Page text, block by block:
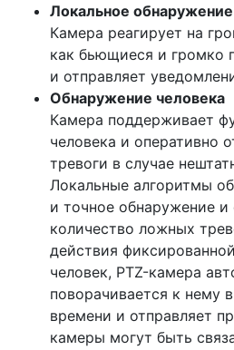
Локальное обнаружение
Камера реагирует на
как бьющиеся и громко
и отправляет
Обнаружение человека
Камера поддерживает
человека и оперативно
тревоги в случае
Локальные алгоритмы
и точное обнаружение
количество ложных
действия
человек, PTZ-камера
поворачивается к нему
времени и отправляет
камеры могут быть